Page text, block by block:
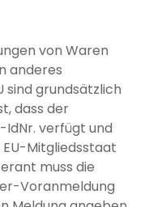
von Waren
anderes
sind grundsätzlich
dass der
IdNr. verfügt und
Mitgliedsstaat
muss die
Voranmeldung